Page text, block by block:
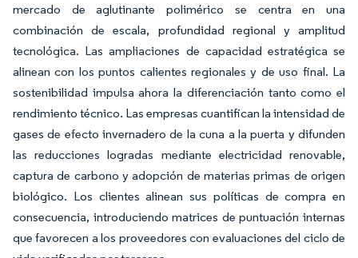
mercado de aglutinante polimérico se centra en una
combinación de escala, profundidad regional y amplitud
tecnológica. Las ampliaciones de capacidad estratégica se
alinean con los puntos calientes regionales y de uso final. La
sostenibilidad impulsa ahora la diferenciación tanto como el
rendimiento técnico. Las empresas cuantifican la intensidad de
gases de efecto invernadero de la cuna a la puerta y difunden
las reducciones logradas mediante electricidad renovable,
captura de carbono y adopción de materias primas de origen
biológico. Los clientes alinean sus políticas de compra en
consecuencia, introduciendo matrices de puntuación internas
que favorecen a los proveedores con evaluaciones del ciclo de